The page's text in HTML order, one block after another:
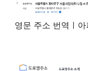
영문 주소 번역ㅣ